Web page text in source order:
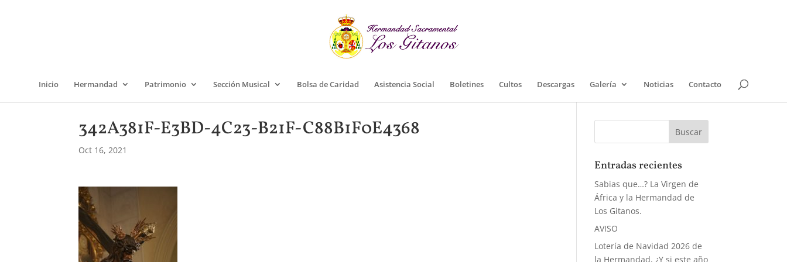
Inicio Hermandad Patrimonio Sección Musical Bolsa de Caridad Asistencia Social Boletines Cultos Descargas Galería Noticias Contacto
342A381F-E3BD-4C23-B21F-C88B1F0E4368
Oct 16, 2021
Entradas recientes
Sabias que…? La Virgen de
África y la Hermandad de
Los Gitanos.
AVISO
Lotería de Navidad 2026 de
la Hermandad, ¿Y si este año